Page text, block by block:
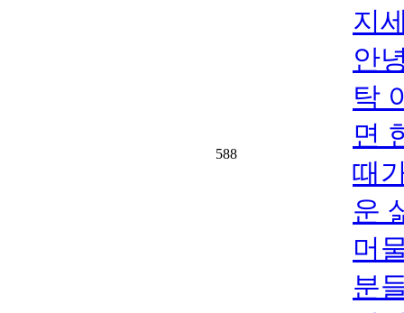
588
지
안
탁
면
때
운
머
분